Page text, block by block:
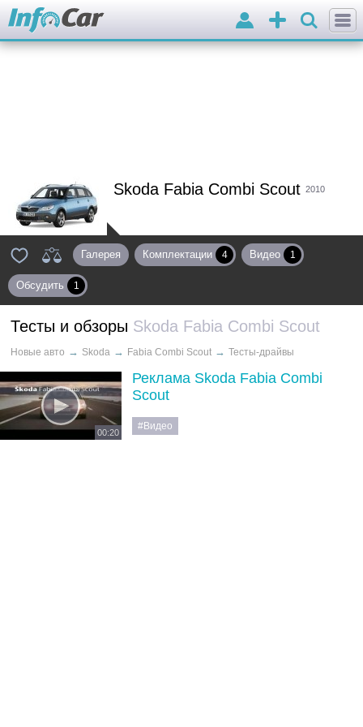
Добавить
объявление
Войти
Skoda Fabia Combi Scout 2010
Галерея Комплектации 4 Видео 1
Обсудить 1
Тесты и обзоры Skoda Fabia Combi Scout
Новые авто → Skoda → Fabia Combi Scout → Тесты-драйвы
00:20
Реклама Skoda Fabia Combi
Scout
#Видео